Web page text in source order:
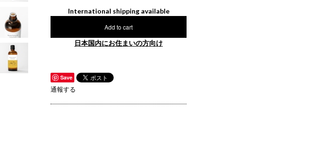
International shipping available
Add to cart
日本国内にお住まいの方向け
Save
通報する